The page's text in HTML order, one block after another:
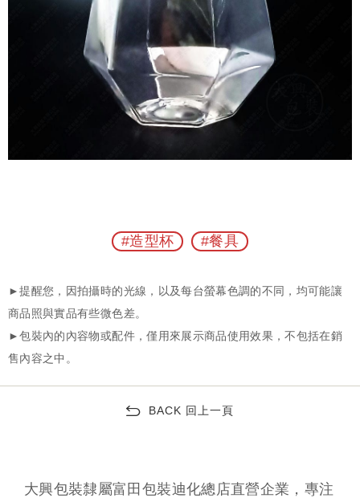
#造型杯 #餐具
BACK 回上一頁
大興包裝隸屬富田包裝迪化總店直營企業，專注